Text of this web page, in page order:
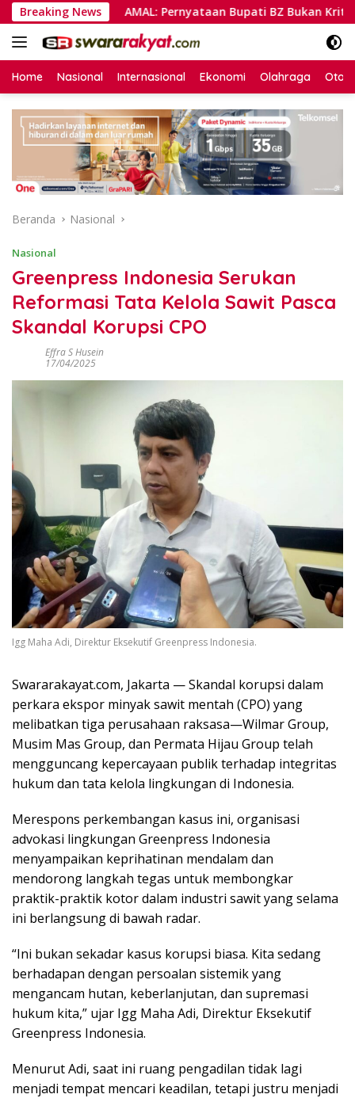
Langsung
ke
konten
Breaking News
AMAL: Pernyataan Bupati BZ Bukan Kritik ASN,
Home Nasional Internasional Ekonomi Olahraga
Beranda Nasional
Nasional
Greenpress Indonesia Serukan
Reformasi Tata Kelola Sawit Pasca
Skandal Korupsi CPO
Effra S Husein
17/04/2025
Igg Maha Adi, Direktur Eksekutif Greenpress Indonesia.
Swararakayat.com, Jakarta — Skandal korupsi dalam
perkara ekspor minyak sawit mentah (CPO) yang
melibatkan tiga perusahaan raksasa—Wilmar Group,
Musim Mas Group, dan Permata Hijau Group telah
mengguncang kepercayaan publik terhadap integritas
hukum dan tata kelola lingkungan di Indonesia.
Merespons perkembangan kasus ini, organisasi
advokasi lingkungan Greenpress Indonesia
menyampaikan keprihatinan mendalam dan
mendorong langkah tegas untuk membongkar
praktik-praktik kotor dalam industri sawit yang selama
ini berlangsung di bawah radar.
“Ini bukan sekadar kasus korupsi biasa. Kita sedang
berhadapan dengan persoalan sistemik yang
mengancam hutan, keberlanjutan, dan supremasi
hukum kita,” ujar Igg Maha Adi, Direktur Eksekutif
Greenpress Indonesia.
Menurut Adi, saat ini ruang pengadilan tidak lagi
menjadi tempat mencari keadilan, tetapi justru menjadi